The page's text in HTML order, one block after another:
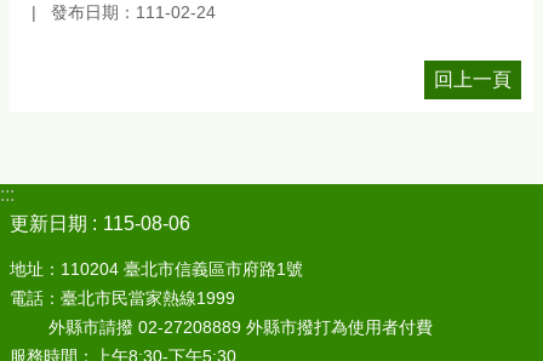
發布日期：111-02-24
回上一頁
:::
更新日期
115-08-06
地址：110204 臺北市信義區市府路1號
電話：臺北市民當家熱線1999
外縣市請撥 02-27208889 外縣市撥打為使用者付費
服務時間：上午8:30-下午5:30